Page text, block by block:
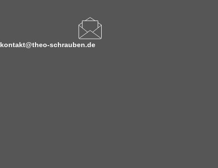
kontakt@theo-schrauben.de